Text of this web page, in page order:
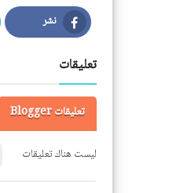
نشر
Facebook
تعليقات
تعليقات Blogger
ليست هناك تعليقات